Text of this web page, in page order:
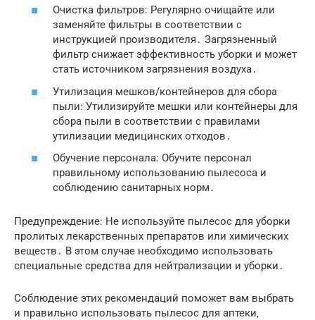
Очистка фильтров: Регулярно очищайте или
заменяйте фильтры в соответствии с
инструкцией производителя․ Загрязненный
фильтр снижает эффективность уборки и может
стать источником загрязнения воздуха․
Утилизация мешков/контейнеров для сбора
пыли: Утилизируйте мешки или контейнеры для
сбора пыли в соответствии с правилами
утилизации медицинских отходов․
Обучение персонала: Обучите персонал
правильному использованию пылесоса и
соблюдению санитарных норм․
Предупреждение: Не используйте пылесос для уборки
пролитых лекарственных препаратов или химических
веществ․ В этом случае необходимо использовать
специальные средства для нейтрализации и уборки․
Соблюдение этих рекомендаций поможет вам выбрать
и правильно использовать пылесос для аптеки‚